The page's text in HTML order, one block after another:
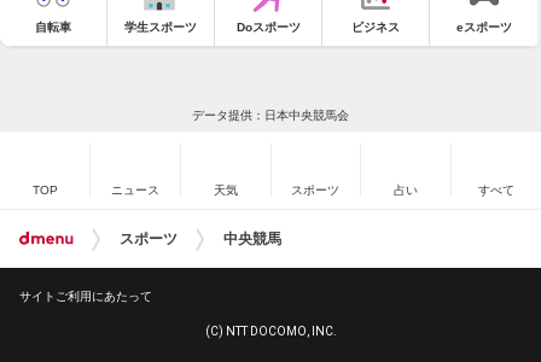
自転車 学生スポーツ Doスポーツ ビジネス eスポーツ
データ提供：日本中央競馬会
TOP ニュース 天気 スポーツ 占い すべて
スポーツ 中央競馬
サイトご利用にあたって
(C) NTT DOCOMO, INC.